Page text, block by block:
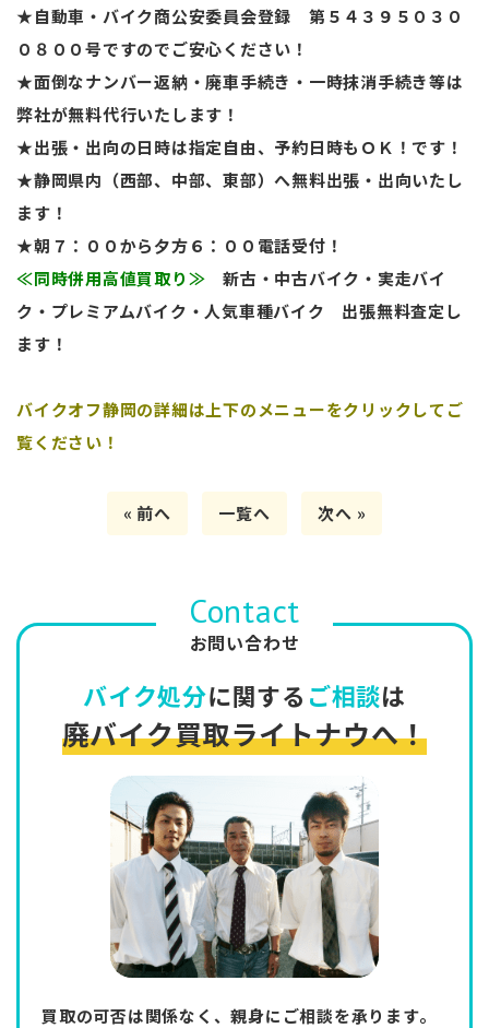
★自動車・バイク商公安委員会登録 第５４３９５０３０
０８００号ですのでご安心ください！
★面倒なナンバー返納・廃車手続き・一時抹消手続き等は
弊社が無料代行いたします！
★出張・出向の日時は指定自由、予約日時もＯＫ！です！
★静岡県内（西部、中部、東部）へ無料出張・出向いたし
ます！
★朝７：００から夕方６：００電話受付！
≪同時併用高値買取り≫ 新古・中古バイク・実走バイ
ク・プレミアムバイク・人気車種バイク
出張無料査定し
ます！
バイクオフ静岡の詳細は上下のメニューをクリックしてご
覧ください！
« 前へ 一覧へ 次へ »
Contact
お問い合わせ
バイク処分に関する ご相談は
廃バイク買取ライトナウへ！
買取の可否は関係なく、親身にご相談を承ります。